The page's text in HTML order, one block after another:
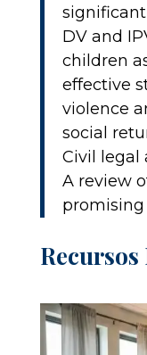
DV and
children
effective
violence
social
Civil legal
A review
promising